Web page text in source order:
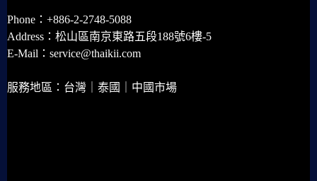
Phone：+886-2-2748-5088
Address：松山區南京東路五段188號6樓-5
E-Mail：service@thaikii.com
服務地區：台灣｜泰國｜中國市場